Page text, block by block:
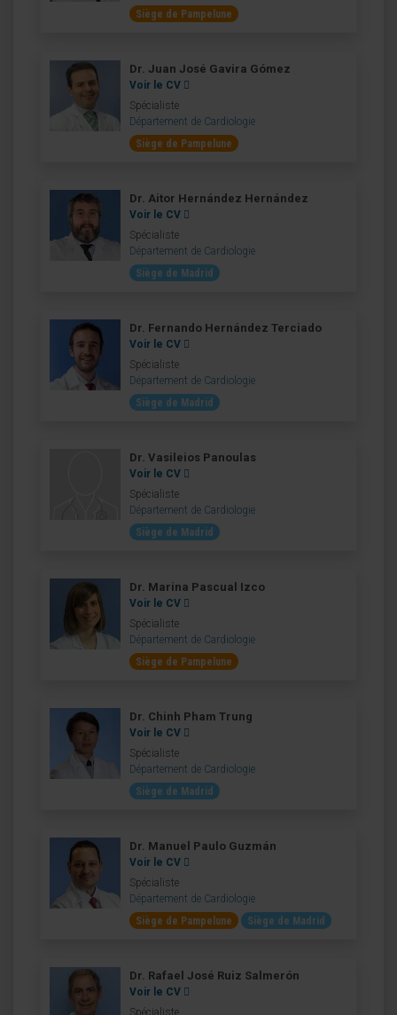
Siège de Pampelune
Dr. Juan José Gavira Gómez
Voir le CV
Spécialiste
Département de Cardiologie
Siège de Pampelune
Dr. Aitor Hernández Hernández
Voir le CV
Spécialiste
Département de Cardiologie
Siège de Madrid
Dr. Fernando Hernández Terciado
Voir le CV
Spécialiste
Département de Cardiologie
Siège de Madrid
Dr. Vasileios Panoulas
Voir le CV
Spécialiste
Département de Cardiologie
Siège de Madrid
Dr. Marina Pascual Izco
Voir le CV
Spécialiste
Département de Cardiologie
Siège de Pampelune
Dr. Chinh Pham Trung
Voir le CV
Spécialiste
Département de Cardiologie
Siège de Madrid
Dr. Manuel Paulo Guzmán
Voir le CV
Spécialiste
Département de Cardiologie
Siège de Pampelune
Siège de Madrid
Dr. Rafael José Ruiz Salmerón
Voir le CV
Spécialiste